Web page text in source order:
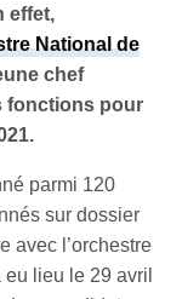
effet,
National de
chef
fonctions pour
parmi 120
sur dossier
avec l’orchestre
lieu le 29 avril